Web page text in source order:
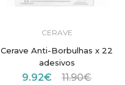
CERAVE
Cerave Anti-Borbulhas x 22
adesivos
9.92€ 11.90€